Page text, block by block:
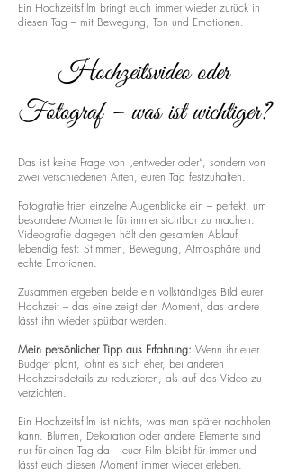
Ein Hochzeitsfilm bringt euch immer wieder zurück in
diesen Tag – mit Bewegung, Ton und Emotionen.
Hochzeitsvideo oder
Fotograf – was ist wichtiger?
Das ist keine Frage von „entweder oder“, sondern von
zwei verschiedenen Arten, euren Tag festzuhalten.
Fotografie friert einzelne Augenblicke ein – perfekt, um
besondere Momente für immer sichtbar zu machen.
Videografie dagegen hält den gesamten Ablauf
lebendig fest: Stimmen, Bewegung, Atmosphäre und
echte Emotionen.
Zusammen ergeben beide ein vollständiges Bild eurer
Hochzeit – das eine zeigt den Moment, das andere
lässt ihn wieder spürbar werden.
Mein persönlicher Tipp aus Erfahrung: Wenn ihr euer
Budget plant, lohnt es sich eher, bei anderen
Hochzeitsdetails zu reduzieren, als auf das Video zu
verzichten.
Ein Hochzeitsfilm ist nichts, was man später nachholen
kann. Blumen, Dekoration oder andere Elemente sind
nur für einen Tag da – euer Film bleibt für immer und
lässt euch diesen Moment immer wieder erleben.